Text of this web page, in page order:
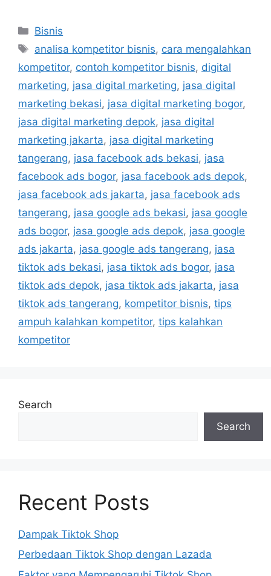
Bisnis
analisa kompetitor bisnis, cara mengalahkan
kompetitor, contoh kompetitor bisnis, digital
marketing, jasa digital marketing, jasa digital
marketing bekasi, jasa digital marketing bogor,
jasa digital marketing depok, jasa digital
marketing jakarta, jasa digital marketing
tangerang, jasa facebook ads bekasi, jasa
facebook ads bogor, jasa facebook ads depok,
jasa facebook ads jakarta, jasa facebook ads
tangerang, jasa google ads bekasi, jasa google
ads bogor, jasa google ads depok, jasa google
ads jakarta, jasa google ads tangerang, jasa
tiktok ads bekasi, jasa tiktok ads bogor, jasa
tiktok ads depok, jasa tiktok ads jakarta, jasa
tiktok ads tangerang, kompetitor bisnis, tips
ampuh kalahkan kompetitor, tips kalahkan
kompetitor
Search
Search
Recent Posts
Dampak Tiktok Shop
Perbedaan Tiktok Shop dengan Lazada